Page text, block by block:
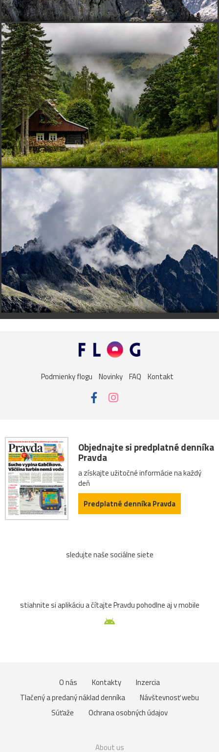
Podmienky flogu Novinky FAQ Kontakt
Objednajte si predplatné denníka
Pravda
a získajte užitočné informácie na každý
deň
Predplatné denníka Pravda
sledujte naše sociálne siete
stiahnite si aplikáciu a čítajte Pravdu pohodlne aj v mobile
O nás Kontakty
Inzercia
Tlačený a predaný náklad denníka
Návštevnosť webu
Súťaže
Ochrana osobných údajov
About us